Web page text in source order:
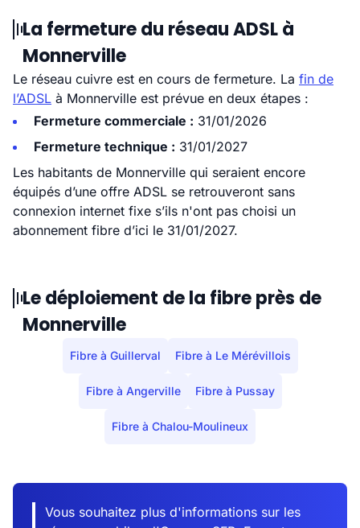
La fermeture du réseau ADSL à
Monnerville
Le réseau cuivre est en cours de fermeture. La fin de
l’ADSL à Monnerville est prévue en deux étapes :
Fermeture commerciale : 31/01/2026
Fermeture technique : 31/01/2027
Les habitants de Monnerville qui seraient encore
équipés d’une offre ADSL se retrouveront sans
connexion internet fixe s’ils n'ont pas choisi un
abonnement fibre d’ici le 31/01/2027.
Le déploiement de la fibre près de
Monnerville
Fibre à Guillerval Fibre à Le Mérévillois
Fibre à Angerville Fibre à Pussay
Fibre à Chalou-Moulineux
Vous souhaitez plus d'informations sur les